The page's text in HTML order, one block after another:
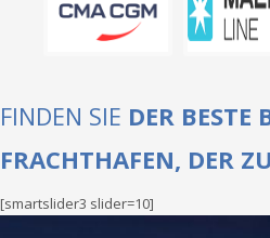
FINDEN SIE DER BESTE
FRACHTHAFEN, DER
[smartslider3 slider=10]